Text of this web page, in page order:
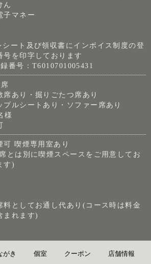
ん
子マネー
ート及び領収書にインボイス制度の登
号を印字しております
番号：T6010701005431
席あり・掘りごたつ席あり
プルシートあり・ソファー席あり
様
可 喫煙専用室あり
とは別に喫煙スペースをご用意してお
す)
としてお通し代あり(コース時は料金
まれます)
がき 個室 クーポン 店舗情報